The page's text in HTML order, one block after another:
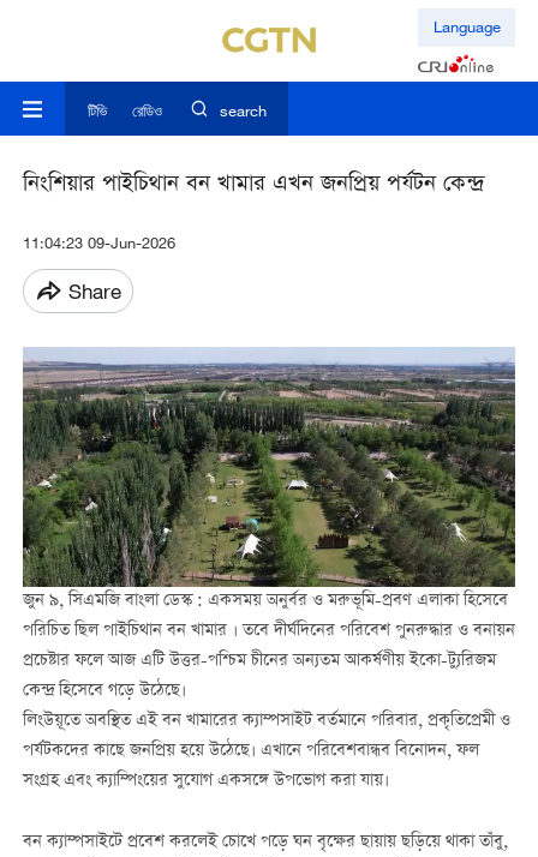
Language
টিভি রেডিও search
নিংশিয়ার পাইচিথান বন খামার এখন জনপ্রিয় পর্যটন কেন্দ্র
11:04:23 09-Jun-2026
Share
জুন ৯, সিএমজি বাংলা ডেস্ক : একসময় অনুর্বর ও মরুভূমি-প্রবণ এলাকা হিসেবে
পরিচিত ছিল পাইচিথান বন খামার । তবে দীর্ঘদিনের পরিবেশ পুনরুদ্ধার ও বনায়ন
প্রচেষ্টার ফলে আজ এটি উত্তর-পশ্চিম চীনের অন্যতম আকর্ষণীয় ইকো-ট্যুরিজম
কেন্দ্র হিসেবে গড়ে উঠেছে।
লিংউয়ূতে অবস্থিত এই বন খামারের ক্যাম্পসাইট বর্তমানে পরিবার, প্রকৃতিপ্রেমী ও
পর্যটকদের কাছে জনপ্রিয় হয়ে উঠেছে। এখানে পরিবেশবান্ধব বিনোদন, ফল
সংগ্রহ এবং ক্যাম্পিংয়ের সুযোগ একসঙ্গে উপভোগ করা যায়।
বন ক্যাম্পসাইটে প্রবেশ করলেই চোখে পড়ে ঘন বৃক্ষের ছায়ায় ছড়িয়ে থাকা তাঁবু,